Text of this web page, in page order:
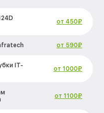
от 450₽
от 590₽
IT-
от 1000₽
от 1100₽